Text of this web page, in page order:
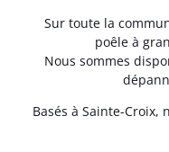
Sur toute la
poêle à
Nous sommes
Basés à Sainte-Croix,